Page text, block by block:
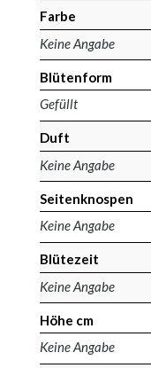
Farbe
Keine Angabe
Blütenform
Gefüllt
Duft
Keine Angabe
Seitenknospen
Keine Angabe
Blütezeit
Keine Angabe
Höhe cm
Keine Angabe